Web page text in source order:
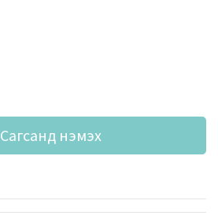
Сагсанд нэмэх